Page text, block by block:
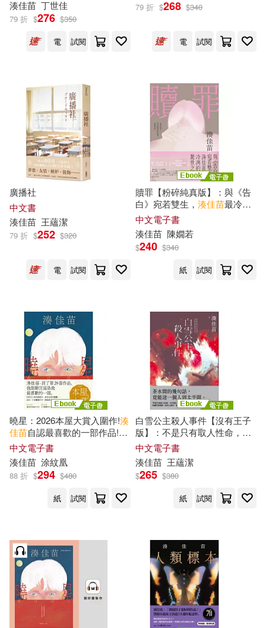
湊佳苗 丁世佳
79 折 $276 $350
電
試閱
79 折 $268 $340
電 試閱
廣播社
中文書
湊佳苗 王蘊潔
79 折 $252 $320
電 試閱
贖罪【粉碎純真版】：與《告
白》宛若雙生， 湊佳苗最冷冽
的驚世之作! (電子書)
中文電子書
湊佳苗 陳嫺若
$240 $340
紙
試閱
曉星：2026本屋大賞入圍作!湊
佳苗自認最喜歡的一部作品!
(電子書)
中文電子書
湊佳苗 涂紋凰
88 折 $294 $480
紙
試閱
白雪公主殺人事件【沒有王子
版】：不是只有取人性命，才
叫殺人──湊
意」之作! (電子書)
中文電子書
湊佳苗 王蘊潔
$265 $380
紙
試閱